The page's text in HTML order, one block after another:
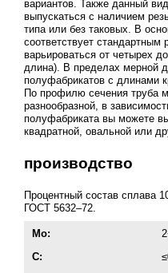
вариантов. Также данный
выпускаться с наличием
типа или без таковых. В
соответствует
варьироваться от четырех
длина). В пределах мерной
полуфабрикатов с длинами
По профилю сечения труба
разнообразной, в
полуфабриката вы можете
квадратной, овальной или
производство
Процентный состав сплава
ГОСТ 5632–72.
Mo:
C: